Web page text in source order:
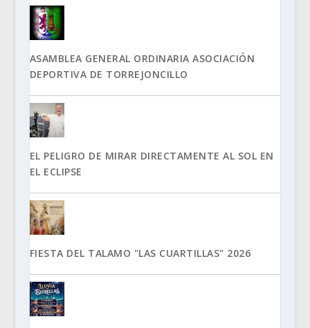
ASAMBLEA GENERAL ORDINARIA ASOCIACIÓN
DEPORTIVA DE TORREJONCILLO
EL PELIGRO DE MIRAR DIRECTAMENTE AL SOL EN
EL ECLIPSE
FIESTA DEL TALAMO "LAS CUARTILLAS" 2026